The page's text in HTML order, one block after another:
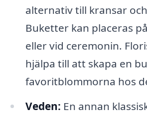
alternativ till kransar
Buketter kan placeras
eller vid ceremonin.
hjälpa till att skapa en
favoritblommorna hos
Veden: En annan